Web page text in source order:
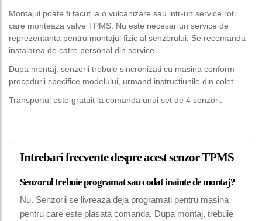
Montajul poate fi facut la o vulcanizare sau intr-un service roti
care monteaza valve TPMS. Nu este necesar un service de
reprezentanta pentru montajul fizic al senzorului. Se recomanda
instalarea de catre personal din service.
Dupa montaj, senzorii trebuie sincronizati cu masina conform
procedurii specifice modelului, urmand instructiunile din colet.
Transportul este gratuit la comanda unui set de 4 senzori.
Intrebari frecvente despre acest senzor TPMS
Senzorul trebuie programat sau codat inainte de montaj?
Nu. Senzorii se livreaza deja programati pentru masina
pentru care este plasata comanda. Dupa montaj, trebuie